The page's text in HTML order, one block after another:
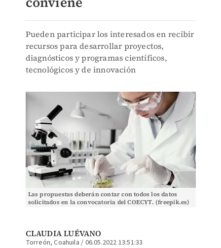
Pueden participar los interesados en recibir
recursos para desarrollar proyectos,
diagnósticos y programas científicos,
tecnológicos y de innovación
Las propuestas deberán contar con todos los datos
solicitados en la convocatoria del COECYT. (freepik.es)
CLAUDIA LUÉVANO
Torreón, Coahuila / 06.05.2022 13:51:33